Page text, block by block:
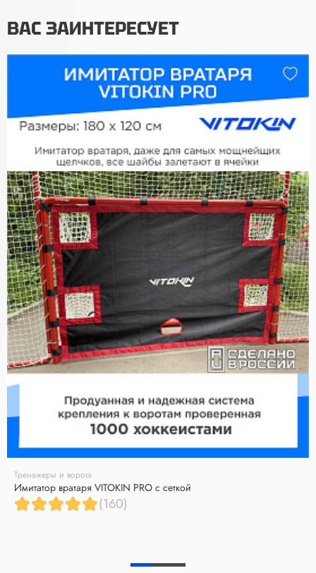
ВАС ЗАИНТЕРЕСУЕТ
Тренажеры и ворота
Имитатор вратаря VITOKIN PRO с сеткой
(160)